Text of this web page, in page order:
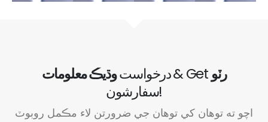
درخواست& Get رٽو
سفارشون!
اچو ته توهان کي توهان جي ضرورتن لاء مڪمل روبوٽ